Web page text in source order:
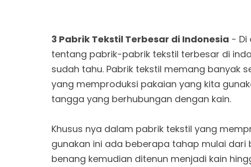
3 Pabrik Tekstil Terbesar di Indonesia - Di
tentang pabrik-pabrik tekstil terbesar di
sudah tahu. Pabrik tekstil memang banyak
yang memproduksi pakaian yang kita
tangga yang berhubungan dengan kain.
Khusus nya dalam pabrik tekstil yang
gunakan ini ada beberapa tahap mulai
benang kemudian ditenun menjadi kain